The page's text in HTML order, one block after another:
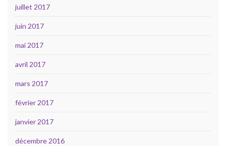
juillet 2017
juin 2017
mai 2017
avril 2017
mars 2017
février 2017
janvier 2017
décembre 2016